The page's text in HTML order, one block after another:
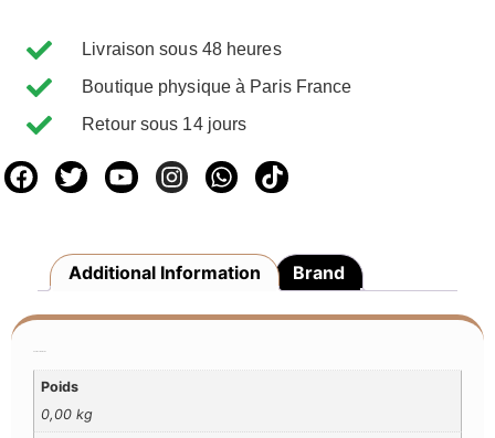
Livraison sous 48 heures
Boutique physique à Paris France
Retour sous 14 jours
Additional Information Brand
Poids
0,00 kg